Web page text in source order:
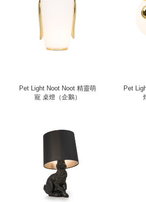
Pet Light Noot Noot 精靈萌
寵 桌燈（企鵝）
Pet